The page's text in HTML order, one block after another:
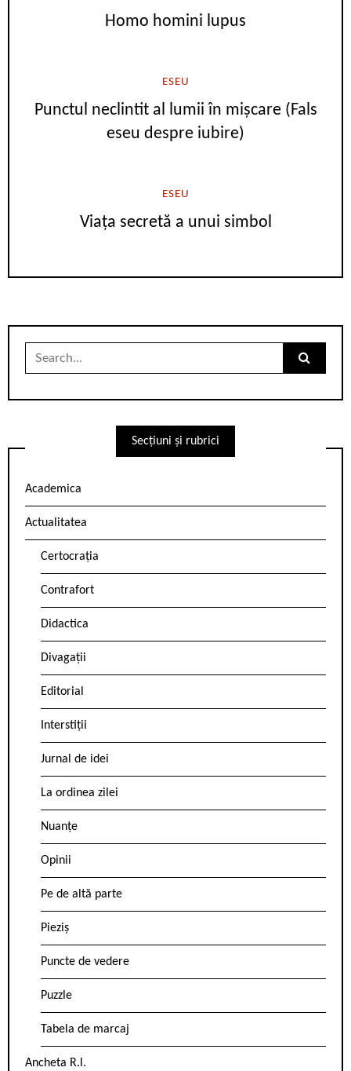
Homo homini lupus
ESEU
Punctul neclintit al lumii în mișcare (Fals
eseu despre iubire)
ESEU
Viața secretă a unui simbol
Search
Secțiuni și rubrici
Academica
Actualitatea
Certocrația
Contrafort
Didactica
Divagații
Editorial
Interstiții
Jurnal de idei
La ordinea zilei
Nuanțe
Opinii
Pe de altă parte
Pieziș
Puncte de vedere
Puzzle
Tabela de marcaj
Ancheta R.l.